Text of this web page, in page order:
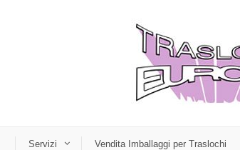
Servizi Vendita Imballaggi per Traslochi